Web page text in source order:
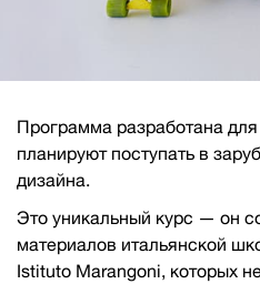
Программа разработана
планируют поступать в
дизайна.
Это уникальный курс — он
материалов итальянской
Istituto Marangoni, которых